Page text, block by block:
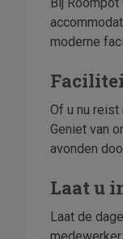
moderne
Of u nu
Geniet van
avonden
Laat u
Laat de